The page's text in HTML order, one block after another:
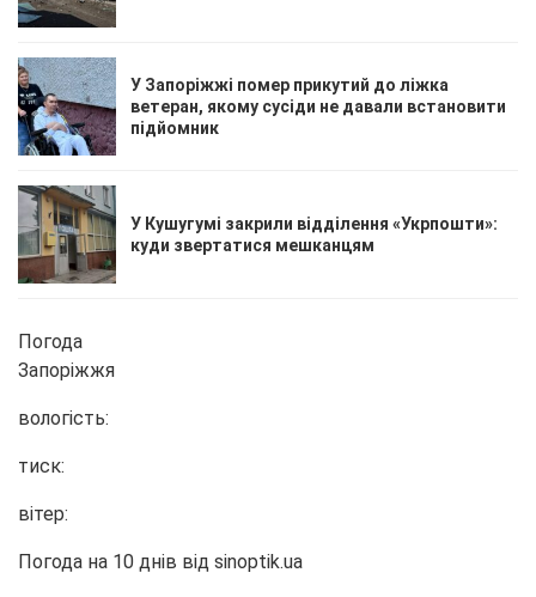
У Запоріжжі помер прикутий до ліжка
ветеран, якому сусіди не давали встановити
підйомник
У Кушугумі закрили відділення «Укрпошти»:
куди звертатися мешканцям
Погода
Запоріжжя
вологість:
тиск:
вітер:
Погода на 10 днів від sinoptik.ua